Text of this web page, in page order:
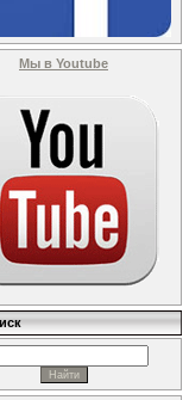
Мы в Youtube